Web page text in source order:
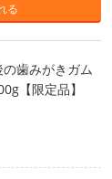
る
の歯みがきガム
【限定品】